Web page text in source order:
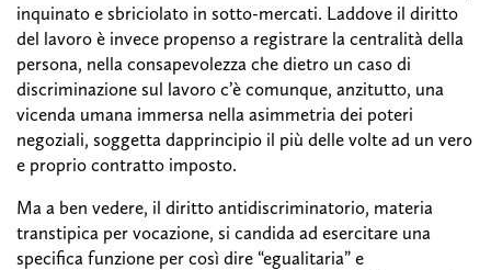
inquinato e sbriciolato in sotto-mercati. Laddove il diritto
del lavoro è invece propenso a registrare la centralità della
persona, nella consapevolezza che dietro un caso di
discriminazione sul lavoro c’è comunque, anzitutto, una
vicenda umana immersa nella asimmetria dei poteri
negoziali, soggetta dapprincipio il più delle volte ad un vero
e proprio contratto imposto.
Ma a ben vedere, il diritto antidiscriminatorio, materia
transtipica per vocazione, si candida ad esercitare una
specifica funzione per così dire “egualitaria” e